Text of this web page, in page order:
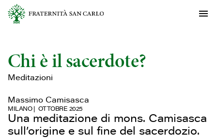
Chi è il sacerdote?
Meditazioni
Massimo Camisasca
MILANO OTTOBRE 2025
Una meditazione di mons. Camisasca
sull’origine e sul fine del sacerdozio.